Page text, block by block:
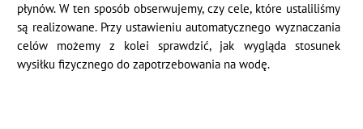
płynów. W ten sposób obserwujemy, czy cele, które ustaliliśmy
są realizowane. Przy ustawieniu automatycznego wyznaczania
celów możemy z kolei sprawdzić, jak wygląda stosunek
wysiłku fizycznego do zapotrzebowania na wodę.